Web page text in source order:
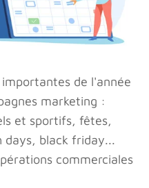
de l'année
marketing :
et sportifs, fêtes,
days, black friday...
commerciales